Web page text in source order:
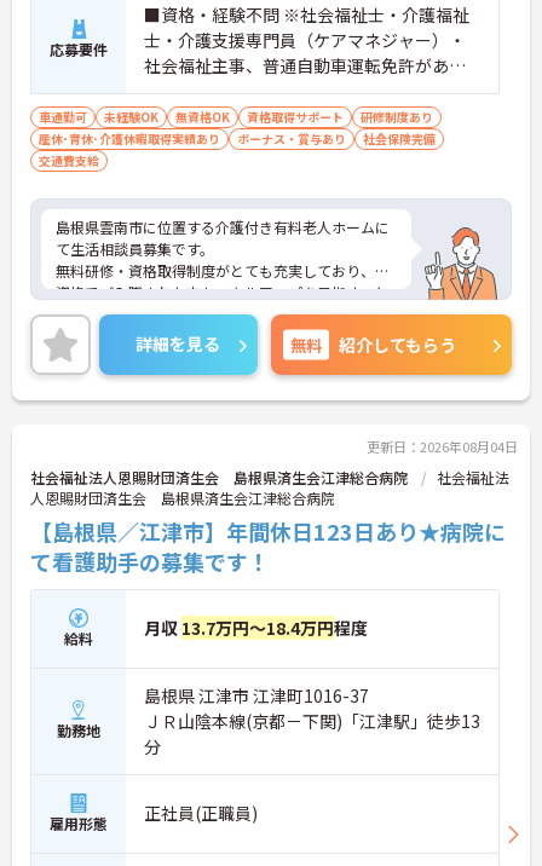
応募要件
■資格・経験不問 ※社会福祉士・介護福祉
士・介護支援専門員（ケアマネジャー）・
社会福祉主事、普通自動車運転免許があれ
ば尚可 ※ブラインドタッチ、Excel・Word
ができれば尚良し（PC技術は入職後指導致
します）
車通勤可 未経験OK 無資格OK 資格取得サポート
研修制度あり
産休･育休･介護休暇取得実績あり
ボーナス・賞与あり
社会保険完備
交通費支給
島根県雲南市に位置する介護付き有料老人ホームに
て生活相談員募集です。
無料研修・資格取得制度がとても充実しており、無
資格でご入職された方もスキルアップを目指すこと
ができます！
ご興味ある方には、面接対策ポイントなど、さらに
詳細をお話しいたしますのでお気軽にご相談くださ
い！
詳細を見る 無料 紹介してもらう
更新日：2026年08月04日
社会福祉法人恩賜財団済生会 島根県済生会江津総合病院
社会福祉法
人恩賜財団済生会 島根県済生会江津総合病院
【島根県／江津市】年間休日123日あり★病院に
て看護助手の募集です！
給料 月収 13.7万円～18.4万円程度
勤務地
島根県 江津市 江津町1016-37
ＪＲ山陰本線(京都－下関)「江津駅」徒歩13
分
雇用形態 正社員(正職員)